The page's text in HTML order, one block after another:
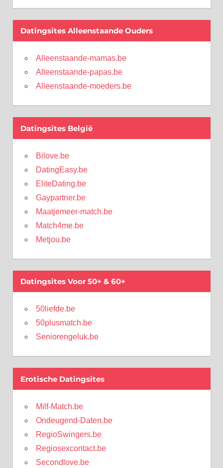
Datingsites Alleenstaande Ouders
Alleenstaande-mamas.be
Alleenstaande-papas.be
Alleenstaande-moeders.be
Datingsites België
Bilove.be
DatingEasy.be
EliteDating.be
Gaypartner.be
Maatjemeer-match.be
Match4me.be
Metjou.be
Datingsites Voor 50+ & 60+
50liefde.be
50plusmatch.be
Seniorengeluk.be
Erotische Datingsites
Milf-Match.be
Ondeugend-Daten.be
RegioSwingers.be
Regiosexcontact.be
Secondlove.be